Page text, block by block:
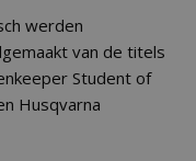
werden
van de titels
Student of
Husqvarna